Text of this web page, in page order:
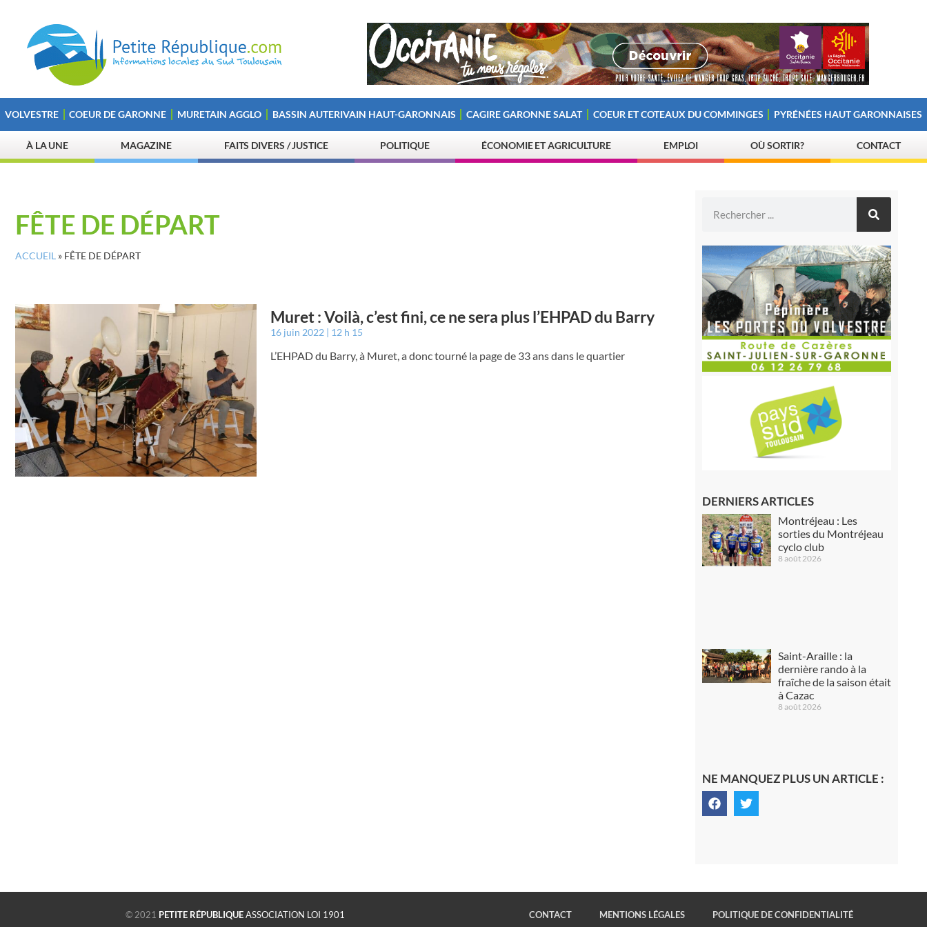
VOLVESTRE COEUR DE GARONNE MURETAIN AGGLO BASSIN AUTERIVAIN HAUT-GARONNAIS CAGIRE GARONNE SALAT COEUR ET COTEAUX DU COMMINGES PYRÉNÉES HAUT GARONNAISES
À LA UNE MAGAZINE FAITS DIVERS / JUSTICE POLITIQUE ÉCONOMIE ET AGRICULTURE EMPLOI OÙ SORTIR? CONTACT
FÊTE DE DÉPART
ACCUEIL » FÊTE DE DÉPART
Muret : Voilà, c’est fini, ce ne sera plus l’EHPAD du Barry
16 juin 2022 12 h 15
L’EHPAD du Barry, à Muret, a donc tourné la page de 33 ans dans le quartier
DERNIERS ARTICLES
Montréjeau : Les
sorties du Montréjeau
cyclo club
8 août 2026
Saint-Araille : la
dernière rando à la
fraîche de la saison était
à Cazac
8 août 2026
NE MANQUEZ PLUS UN ARTICLE :
© 2021 PETITE RÉPUBLIQUEASSOCIATION LOI 1901 CONTACT MENTIONS LÉGALES POLITIQUE DE CONFIDENTIALITÉ